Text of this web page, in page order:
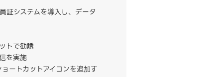
証システムを導入し、データ
トで勧誘
を実施
ートカットアイコンを追加す